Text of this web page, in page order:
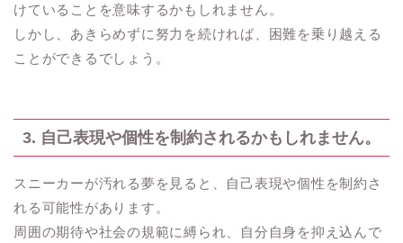
けていることを意味するかもしれません。
しかし、あきらめずに努力を続ければ、困難を乗り越える
ことができるでしょう。
3. 自己表現や個性を制約されるかもしれません。
スニーカーが汚れる夢を見ると、自己表現や個性を制約さ
れる可能性があります。
周囲の期待や社会の規範に縛られ、自分自身を抑え込んで